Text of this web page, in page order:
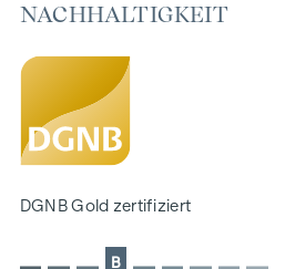
Gärten, Balkone, Loggien,
166 Tiefgaragenstellplätze
Ideal für Anleger und Eigennutzer
DGNB Gold Nachhaltigkeits-
Lage direkt an der malerischen
NACHHALTIGKEIT
NACHHALTIGKEIT
DGNB Gold zertifiziert
B